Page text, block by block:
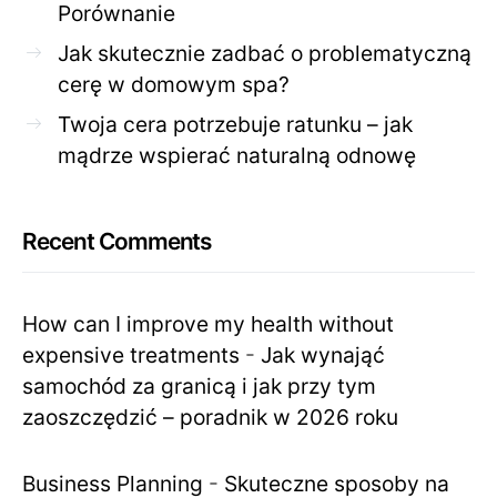
Porównanie
Jak skutecznie zadbać o problematyczną
cerę w domowym spa?
Twoja cera potrzebuje ratunku – jak
mądrze wspierać naturalną odnowę
Recent Comments
How can I improve my health without
expensive treatments - Jak wynająć
samochód za granicą i jak przy tym
zaoszczędzić – poradnik w 2026 roku
Business Planning - Skuteczne sposoby na